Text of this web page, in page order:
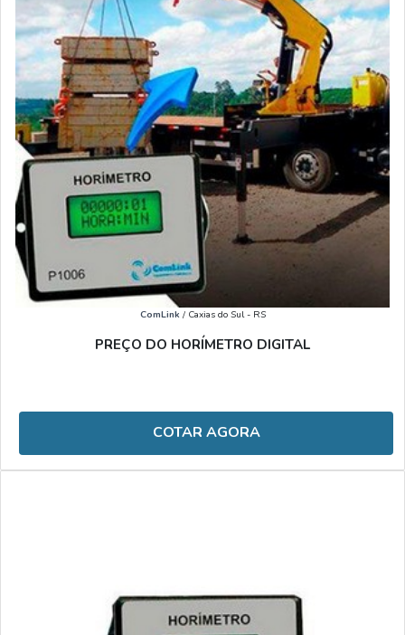
ComLink/ Caxias do Sul - RS
PREÇO DO HORÍMETRO DIGITAL
COTAR AGORA